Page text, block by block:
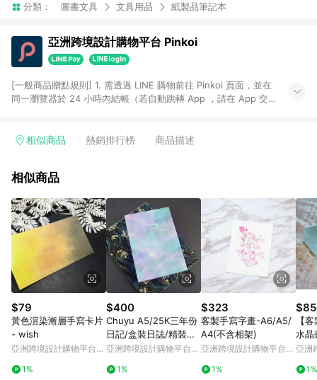
分類： 圖書文具 文具用品 紙製品筆記本
亞洲跨境設計購物平台 Pinkoi
[一般商品贈點規則] 1. 需透過 LINE 購物前往 Pinkoi 頁面，並在
同一瀏覽器於 24 小時內結帳（若自動跳轉 App ，請在 App 交
回饋訂單不得享有 Pinkoi 站方優惠，例如首購優惠，P coins，
行為，不具贈點資格，部分退款不在此限。 6. APP 請更新至
貨後 45 天後發送。 8. 群眾募資商品，禮物卡，開館保證金，補
運費，攤位費等不具贈點資格。 9. LINE 購物站上之商品規格、
顏色、價位、贈品如與 Pinkoi 商品資訊頁及購物車不符，以
Pinkoi 購物商品資訊頁及購物車標示為準。 10. 點數紅包使用規
則請以點數紅包活動說明為準。 11. 若於 LINE 購物前往 Pinkoi
頁面後才首次下載 Pinkoi APP 並完成訂單，不符合導購資格；承
上，首次下載 Pinkoi APP 後，需透過 LINE 購物前往 Pinkoi 頁
面，方享導購資格。
相似商品 熱銷排行榜 商品描述
相似商品
$79
黃色渲染漸層手寫卡片
- wish
亞洲跨境設計購物平台
1%
$400
Chuyu A5/25K三年份
日記/盒裝日誌/精裝筆
記/硬殼手札/光彩淡藍
亞洲跨境設計購物平台
1%
$323
客製手寫字畫-A6/A5/
A4(不含相架)
亞洲跨境設計購物平台
1%
【
水晶
亞洲
1%